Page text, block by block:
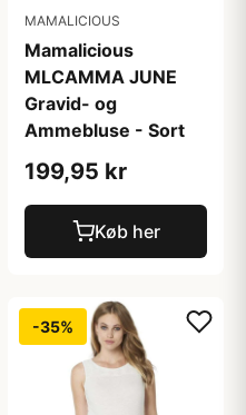
MAMALICIOUS
Mamalicious
MLCAMMA JUNE
Gravid- og
Ammebluse - Sort
199,95 kr
Køb her
-35%